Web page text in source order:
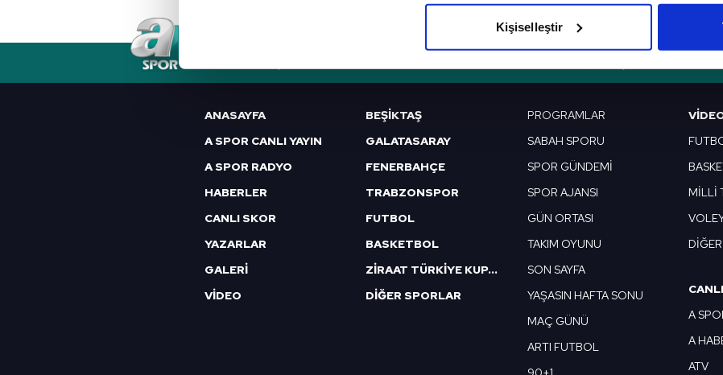
Her halükârda, kullanıcılar, bu çerezlere izin vermedikleri takdirde, kullanıcılara hedefli
çerezler vasıtasıyla çeşitli kişisel verileriniz işlenmekte olup gerekli olan çerezler bilgi toplumu
reklam/pazarlama faaliyetlerinin yapılması, amaçlarıyla sınırlı olarak açık rızanız dahilinde
Çerezlere ilişkin tercihlerinizi aşağıda yer alan panel vasıtasıyla belirleyebilirsiniz. Çerezlere
6698 sayılı Kişisel Verilerin Korunması Kanunu uyarınca hazırlanmış Aydınlatma Metnimizi
mevzuata uygun olarak kullanılan çerezlerle ilgili bilgi almak için lütfen
Kişiselleştir
ANASAYFA
A SPOR CANLI YAYIN
A SPOR RADYO
HABERLER
CANLI SKOR
YAZARLAR
GALERİ
VİDEO
BEŞİKTAŞ
GALATASARAY
FENERBAHÇE
TRABZONSPOR
FUTBOL
BASKETBOL
ZİRAAT TÜRKİYE KUPASI
DİĞER SPORLAR
PROGRAMLAR
SABAH SPORU
SPOR GÜNDEMİ
SPOR AJANSI
GÜN ORTASI
TAKIM OYUNU
SON SAYFA
YAŞASIN HAFTA SONU
MAÇ GÜNÜ
ARTI FUTBOL
MİLLİ
DİĞER
A
A
ATV